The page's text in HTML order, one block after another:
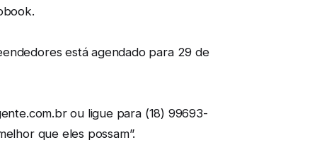
está agendado para 29 de
ou ligue para (18) 99693-
que eles possam”.